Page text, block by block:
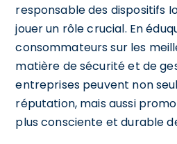
responsable des dispositifs
jouer un rôle crucial. En
consommateurs sur les
matière de sécurité et de
entreprises peuvent non
réputation, mais aussi
plus consciente et durable